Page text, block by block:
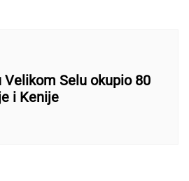
Selu okupio 80
i Kenije